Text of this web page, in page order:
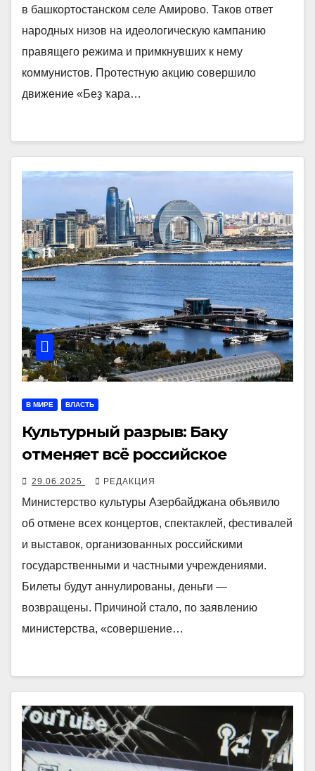
в башкортостанском селе Амирово. Таков ответ
народных низов на идеологическую кампанию
правящего режима и примкнувших к нему
коммунистов. Протестную акцию совершило
движение «Беҙ ҡара…
В МИРЕ ВЛАСТЬ
Культурный разрыв: Баку
отменяет всё российское
29.06.2025 РЕДАКЦИЯ
Министерство культуры Азербайджана объявило
об отмене всех концертов, спектаклей, фестивалей
и выставок, организованных российскими
государственными и частными учреждениями.
Билеты будут аннулированы, деньги —
возвращены. Причиной стало, по заявлению
министерства, «совершение…